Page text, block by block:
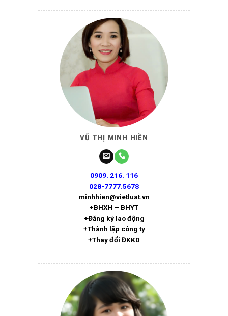
VŨ THỊ MINH HIỀN
0909. 216. 116
028-7777.5678
minhhien@vietluat.vn
+BHXH – BHYT
+Đăng ký lao động
+Thành lập công ty
+Thay đổi ĐKKD